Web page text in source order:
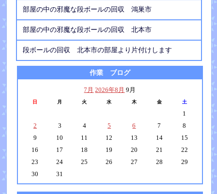
部屋の中の邪魔な段ボールの回収 鴻巣市
部屋の中の邪魔な段ボールの回収 北本市
段ボールの回収 北本市の部屋より片付けします
作業 ブログ
7月 2026年8月 9月
日 月 火 水 木 金 土
1
2
3 4 5 6 7
8
9
10 11 12 13 14
15
16
17 18 19 20 21
22
23
24 25 26 27 28
29
30
31